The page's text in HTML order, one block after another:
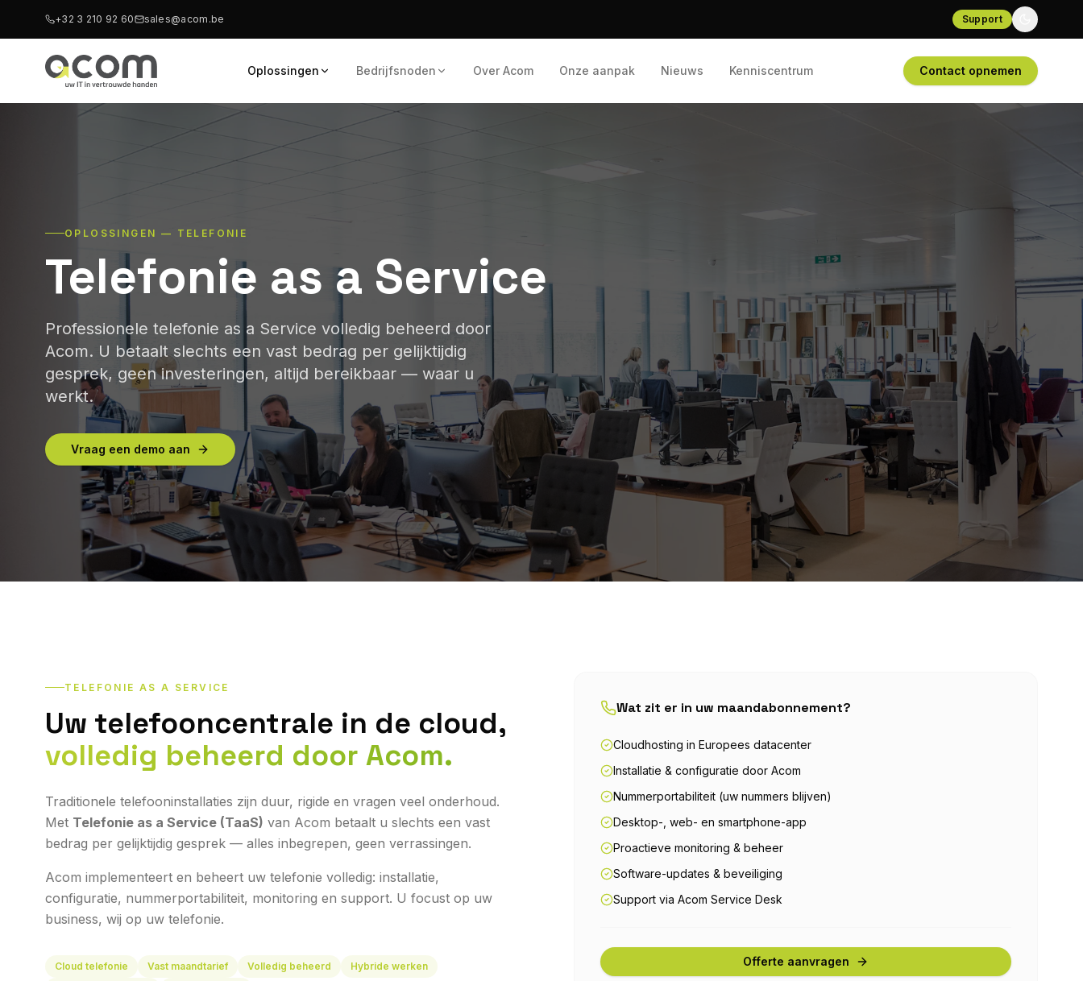
+32 3 210 92 60 sales@acom.be Support
Oplossingen Bedrijfsnoden Over Acom Onze aanpak Nieuws Kenniscentrum Contact opnemen
OPLOSSINGEN — TELEFONIE
Telefonie as a Service
Professionele telefonie as a Service volledig beheerd door
Acom. U betaalt slechts een vast bedrag per gelijktijdig
gesprek, geen investeringen, altijd bereikbaar — waar u
werkt.
Vraag een demo aan
TELEFONIE AS A SERVICE
Uw telefooncentrale in de cloud,
volledig beheerd door Acom.
Traditionele telefooninstallaties zijn duur, rigide en vragen veel onderhoud.
Met Telefonie as a Service (TaaS) van Acom betaalt u slechts een vast
bedrag per gelijktijdig gesprek — alles inbegrepen, geen verrassingen.
Acom implementeert en beheert uw telefonie volledig: installatie,
configuratie, nummerportabiliteit, monitoring en support. U focust op uw
business, wij op uw telefonie.
Cloud telefonie Vast maandtarief Volledig beheerd
Hybride werken
Wat zit er in uw maandabonnement?
Cloudhosting in Europees datacenter
Installatie & configuratie door Acom
Nummerportabiliteit (uw nummers blijven)
Desktop-, web- en smartphone-app
Proactieve monitoring & beheer
Software-updates & beveiliging
Support via Acom Service Desk
Offerte aanvragen